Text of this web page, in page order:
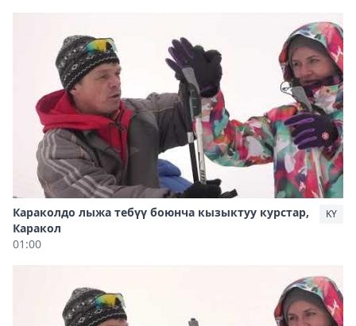
Караколдо лыжа тебүү боюнча кызыктуу курстар,
Каракол
01:00
KY